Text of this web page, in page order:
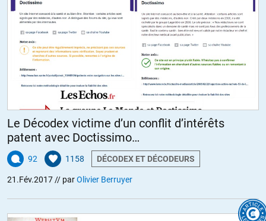
Le Décodex victime d’un conflit d’intérêts
patent avec Doctissimo…
92 1158 DÉCODEX ET DÉCODEURS
21.Fév.2017 // parOlivier Berruyer